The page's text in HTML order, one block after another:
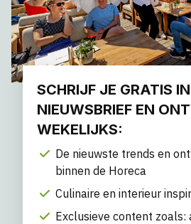
SCHRIJF JE GRATIS
NIEUWSBRIEF EN
WEKELIJKS:
De nieuwste trends en
binnen de Horeca
Culinaire en interieur
Exclusieve content zoals: